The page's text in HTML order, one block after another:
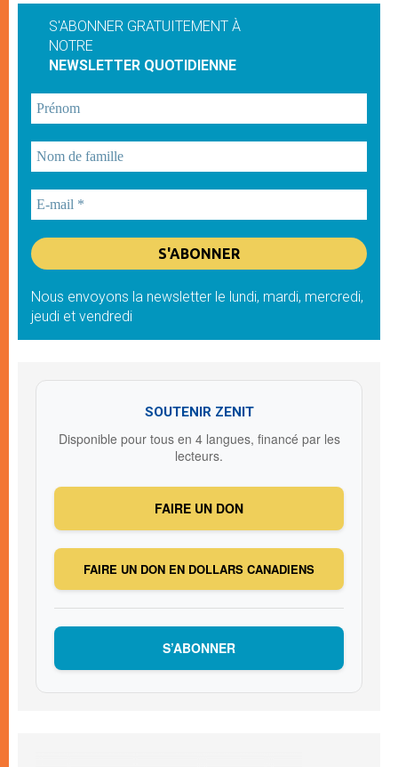
S'ABONNER GRATUITEMENT À
NOTRE
NEWSLETTER QUOTIDIENNE
Nous envoyons la newsletter le lundi, mardi, mercredi,
jeudi et vendredi
SOUTENIR ZENIT
Disponible pour tous en 4 langues, financé par les
lecteurs.
FAIRE UN DON
FAIRE UN DON EN DOLLARS CANADIENS
S’ABONNER